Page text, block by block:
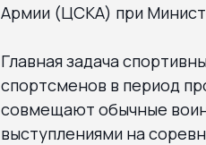
Армии (ЦСКА) при
Главная задача
спортсменов в период
совмещают обычные
выступлениями на